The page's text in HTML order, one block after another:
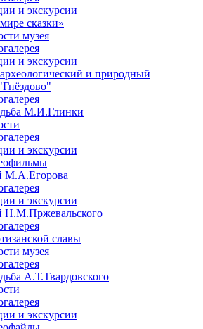
и экскурсии
сказки»
музея
и экскурсии
и природный
М.И.Глинки
и экскурсии
М.А.Егорова
и экскурсии
Н.М.Пржевальского
славы
музея
А.Т.Твардовского
и экскурсии